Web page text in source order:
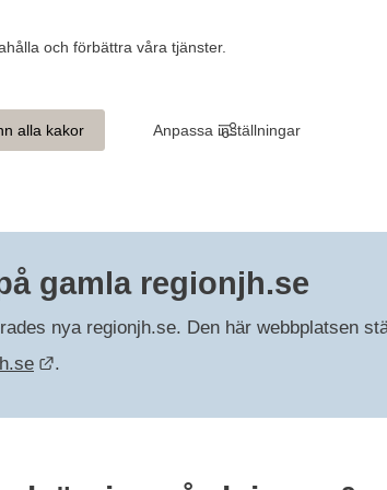
och förbättra våra tjänster.
alla kakor Anpassa inställningar
gamla regionjh.se
nya regionjh.se. Den här webbplatsen
Länk till annan webbplats.
.